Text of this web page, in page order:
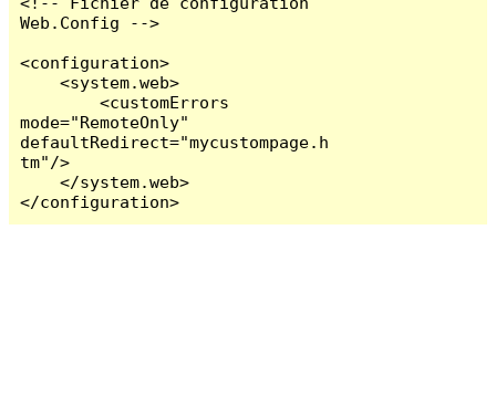
Web.Config -->
<configuration>
    <system.web>
        <customErrors
mode="RemoteOnly"
defaultRedirect="mycustompage.h
tm"/>
    </system.web>
</configuration>